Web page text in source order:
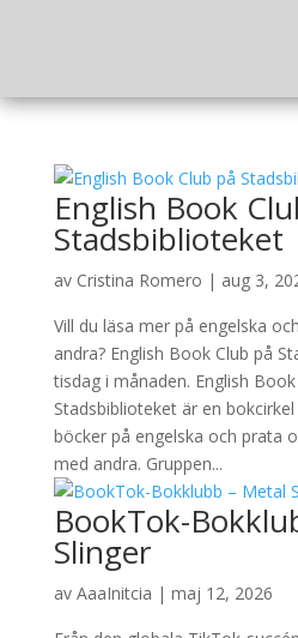
English Book
Stadsbiblioteket
av Cristina Romero | aug 3,
Vill du läsa mer på engelska
andra? English Book Club på
tisdag i månaden. English Book
Stadsbiblioteket är en
böcker på engelska och prata
med andra. Gruppen...
BookTok-
Slinger
av AaaInitcia | maj 12, 2026